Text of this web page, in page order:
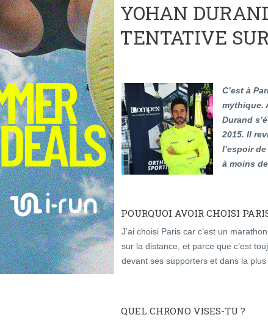
YOHAN
TENTATIVE
C’est à
mythique.
Durand
2015. Il
l’espoir
à moins
POURQUOI AVOIR CHOISI
J’ai choisi Paris car c’est un
sur la distance, et parce que c’est
devant ses supporters et dans la
QUEL CHRONO VISES-TU ?